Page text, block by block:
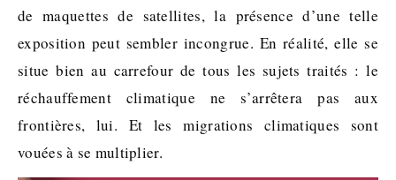
de maquettes de satellites, la présence d’une telle
exposition peut sembler incongrue. En réalité, elle se
situe bien au carrefour de tous les sujets traités : le
réchauffement climatique ne s’arrêtera pas aux
frontières, lui. Et les migrations climatiques sont
vouées à se multiplier.